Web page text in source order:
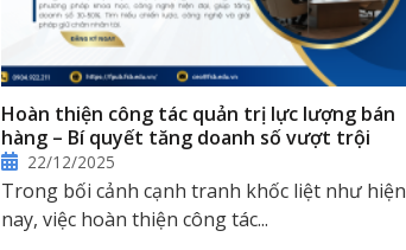
Hoàn thiện công tác quản trị lực lượng bán
hàng – Bí quyết tăng doanh số vượt trội
22/12/2025
Trong bối cảnh cạnh tranh khốc liệt như hiện
nay, việc hoàn thiện công tác...